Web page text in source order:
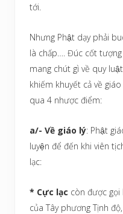
tới.
Nhưng Phật dạy phải
là chấp…. Đúc cốt
mang chút gì về quy
khiếm khuyết cả về
qua 4 nhược điểm:
a/- Về giáo lý: Phật
luyện để đến khi viên
lạc:
* Cực lạc còn được gọi
của Tây phương Tịnh